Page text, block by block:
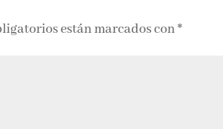
están marcados con*